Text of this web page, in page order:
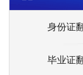
身份证
毕业证